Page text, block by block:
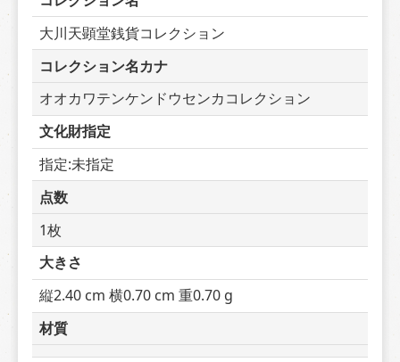
大川天顕堂銭貨コレクション
コレクション名カナ
オオカワテンケンドウセンカコレクション
文化財指定
指定:未指定
点数
1枚
大きさ
縦2.40 cm 横0.70 cm 重0.70 g
材質